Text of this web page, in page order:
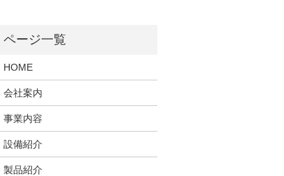
HOME
会社案内
事業内容
設備紹介
製品紹介